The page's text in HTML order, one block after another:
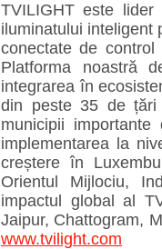
TVILIGHT este
iluminatului inteligent
conectate de
Platforma noastră
integrarea în
din peste 35 de țări
municipii
implementarea la
creștere în
Orientul Mijlociu,
impactul global al
Jaipur, Chattogram,
www.tvilight.com